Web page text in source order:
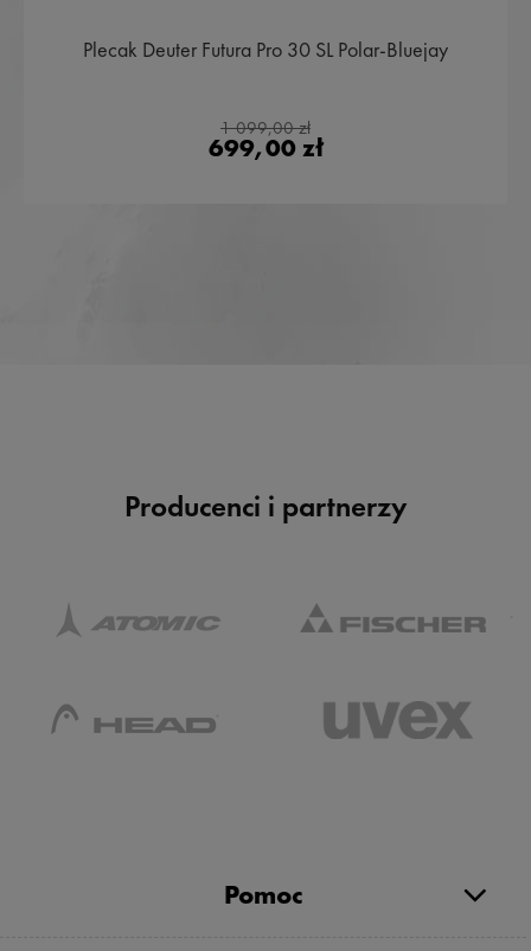
Plecak Deuter Futura Pro 30 SL Polar-Bluejay
1 099,00 zł
699,00 zł
Producenci i partnerzy
Pomoc